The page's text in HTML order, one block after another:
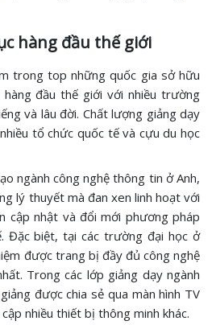
hàng đầu thế giới
trong top những quốc gia sở hữu
đầu thế giới với nhiều trường
và lâu đời. Chất lượng giảng dạy
tổ chức quốc tế và cựu du học
ngành công nghệ thông tin ở Anh,
lý thuyết mà đan xen linh hoạt với
cập nhật và đổi mới phương pháp
Đặc biệt, tại các trường đại học ở
được trang bị đầy đủ công nghệ
Trong các lớp giảng dạy ngành
được chia sẻ qua màn hình TV
nhiều thiết bị thông minh khác.